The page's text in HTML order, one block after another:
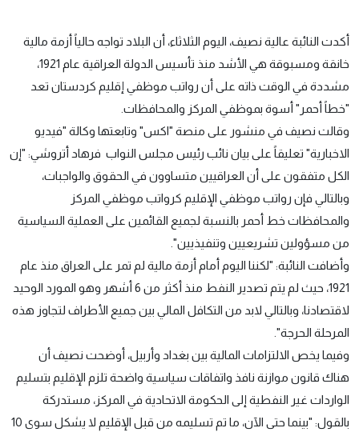
أكدت النائبة عالية نصيف، اليوم الثلاثاء، أن البلاد تواجه حالياً أزمة مالية
خانقة ومسبوقة هي الأشد منذ تأسيس الدولة العراقية عام 1921،
مشددة في الوقت ذاته على أن رواتب موظفي إقليم كردستان تعد
"خطاً أحمر" أسوة بموظفي المركز والمحافظات.
وقالت نصيف في منشور على منصة "اكس" وتابعتها وكالة "فيديو
الاخبارية" تعليقاً على بيان نائب رئيس مجلس النواب فرهاد أتروشي: "إن
الكل متفقون على أن العراقيين متساوون في الحقوق والواجبات،
وبالتالي فإن رواتب موظفي الإقليم كرواتب موظفي المركز
والمحافظات خط أحمر بالنسبة لجميع القائمين على العملية السياسية
من مسؤولين تشريعيين وتنفيذيين".
وأضافت النائبة: "لكننا اليوم أمام أزمة مالية لم تمر على العراق منذ عام
1921، حيث لم يتم تصدير النفط منذ أكثر من 6 أشهر وهو المورد الوحيد
لاقتصادنا، وبالتالي لابد من التكافل المالي بين جميع الأطراف لتجاوز هذه
المرحلة الحرجة".
وفيما يخص الالتزامات المالية بين بغداد وأربيل، أوضحت نصيف أن
هناك قانون موازنة نافذ واتفاقات سياسية واضحة تلزم الإقليم بتسليم
الواردات غير النفطية إلى الحكومة الاتحادية في المركز، مستدركة
بالقول: "بينما حتى الآن، ما تم تسليمه من قبل الإقليم لا يشكل سوى 10